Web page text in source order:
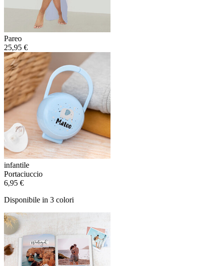
Pareo
25,95 €
infantile
Portaciuccio
6,95 €
Disponibile in 3 colori